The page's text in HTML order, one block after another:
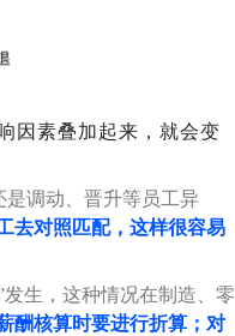
因素叠加起来，就会变
调动、晋升等员工异
去对照匹配，这样很容易
生，这种情况在制造、零
酬核算时要进行折算；对